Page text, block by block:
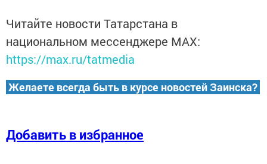
Читайте новости Татарстана в
национальном мессенджере MАХ:
https://max.ru/tatmedia
Желаете всегда быть в курсе новостей Заинска?
Добавить в избранное